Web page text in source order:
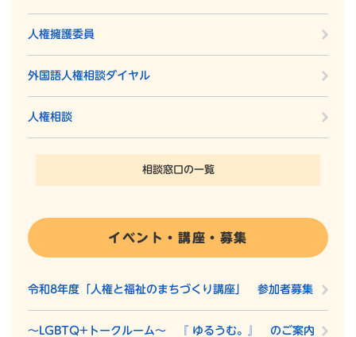
人権擁護委員
外国語人権相談ダイヤル
人権相談
相談窓口の一覧
イベント・講座・募集
令和8年度「人権と福祉のまちづくり講座」 参加者募集
～LGBTQ+トークルーム～ 『 ゆるうむ。』 のご案内